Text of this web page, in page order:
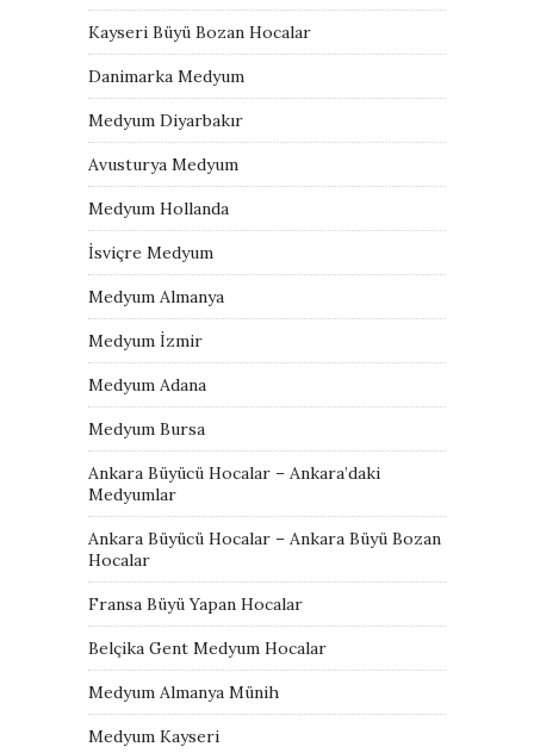
Kayseri Büyü Bozan Hocalar
Danimarka Medyum
Medyum Diyarbakır
Avusturya Medyum
Medyum Hollanda
İsviçre Medyum
Medyum Almanya
Medyum İzmir
Medyum Adana
Medyum Bursa
Ankara Büyücü Hocalar – Ankara’daki
Medyumlar
Ankara Büyücü Hocalar – Ankara Büyü Bozan
Hocalar
Fransa Büyü Yapan Hocalar
Belçika Gent Medyum Hocalar
Medyum Almanya Münih
Medyum Kayseri